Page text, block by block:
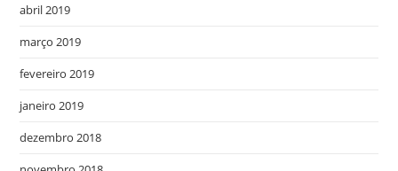
abril 2019
março 2019
fevereiro 2019
janeiro 2019
dezembro 2018